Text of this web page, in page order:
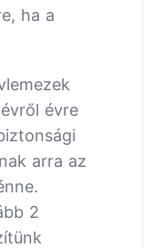
ha a
évre
arra az
2